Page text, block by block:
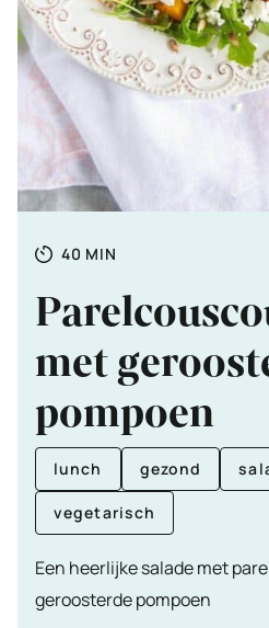
Totale
40 MINUTEN
MIN
met
pompoen
lunch gezond
vegetarisch
Een heerlijke salade met
geroosterde pompoen